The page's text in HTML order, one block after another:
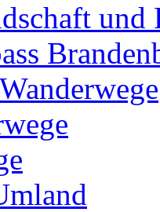
und